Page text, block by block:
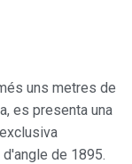
uns metres de
es presenta una
de 1895.